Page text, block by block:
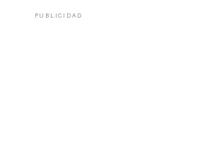
PUBLICIDAD